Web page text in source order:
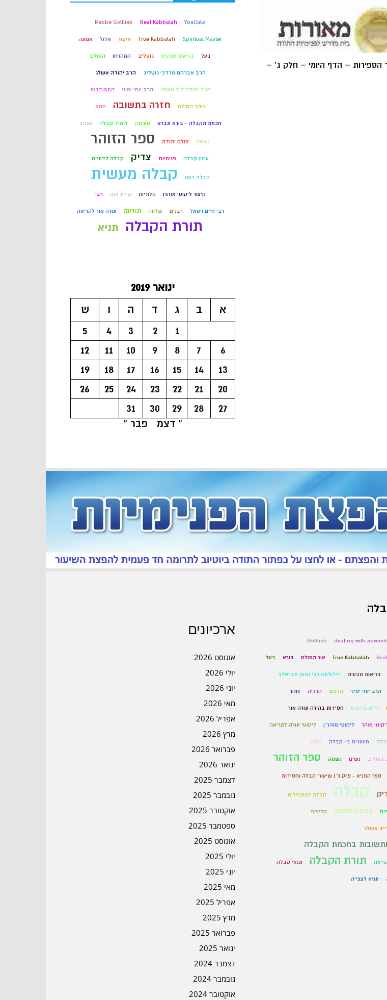
הספירות – הדף היומי – חלק ג' –
#YouCut
Real Kabbalah
Rebbe Gottlieb
Spiritual Master
True Kabbalah איסור אלול אמונה
בעל בריאות טבעית גוטליב המהרחו הסולם
הרב אברהם מרדכי גוטליב הרב יהודה אשלג
הרב יהודה ליב אשלג הרב יוחי ימיני התמודדות
זוהר הסולם חזרה בתשובה חטא
חכמת הקבלה - בורא ונברא טעימה לימוד קבלה נאהב
נשמה סולם יהודה ספר הזוהר
ערוץ קבלה פנימיות צדיק קבלה לדתיים
קבלה לעם קבלה מעשית
קיצור ליקוטי מוהרן קלוריות קרית אונו רבי
רבי חיים ויטאל רבנים שלווה תודעה תורה אור לקריאה
תורת הקבלה תניא
ינואר 2019
א
ב ג ד ה ו
ש
1
2
3
4
5
6
7
8
9
10
11
12
13
14
15
16
17
18
19
20
21
22
23
24
25
26
27
28
29
30
31
« דצמ
פבר »
ארכיונים
אוגוסט 2026
יולי 2026
יוני 2026
מאי 2026
אפריל 2026
מרץ 2026
פברואר 2026
ינואר 2026
דצמבר 2025
נובמבר 2025
אוקטובר 2025
ספטמבר 2025
אוגוסט 2025
יולי 2025
יוני 2025
מאי 2025
אפריל 2025
מרץ 2025
פברואר 2025
ינואר 2025
דצמבר 2024
נובמבר 2024
אוקטובר 2024
dealing with
Gottlieb
True Kabbalah אור הסולם בורא בעל
בריאות טבעית הילולתא רבי נחמן מברסלב
הרב יוחי ימיני הרבש הרזיה זוהר
חיים בריאים חסידות בהירה תורה אור
מוהר ליקוטי מוהר״ן ליקוטי תורה לקריאה
מושגים ב- קבלה נחמן
גוטליב נשים נשמה ספר הזוהר
ספר התניא - פרק ג' | שיעורי קבלה וחסידות
קבלה קבלה למתחילים
קהילת הסולם קליפות
אשלג
בחכמת הקבלה
תורת הקבלה תנאי קבלה
תניא לצפייה